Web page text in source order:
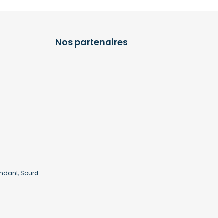
Sourd -
Nos partenaires